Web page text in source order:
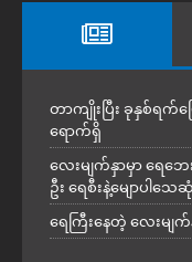
တာကျိုးပြီး ခုနှစ်ရက်မ
ရောက်ရှိ
လေးမျက်နှာမှာ ရေဘ
ဦး ရေစီးနဲ့မျောပါသေ
ရေကြီးနေတဲ့ လေးမျ